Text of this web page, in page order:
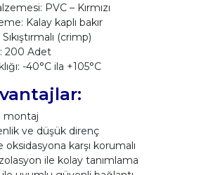
PVC – Kırmızı
Kalay kaplı bakır
(crimp)
200 Adet
-40°C ila +105°C
montaj
ve düşük direnç
oksidasyona karşı korumalı
ile kolay tanımlama